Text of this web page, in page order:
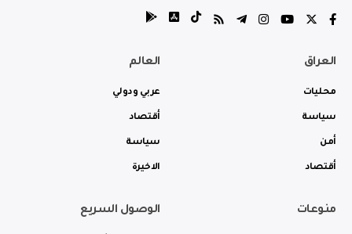
العراق
محليات
سياسة
أمن
أقتصاد
العالم
عربي ودولي
أقتصاد
سياسة
الاخيرة
منوعات الوصول السريع